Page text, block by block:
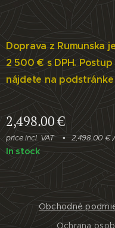
Doprava z Rumunska
2 500 € s DPH.
nájdete na podstránke
2,498.00€
price incl. VAT 2,498.00 €
In stock
Obchodné
Ochrana